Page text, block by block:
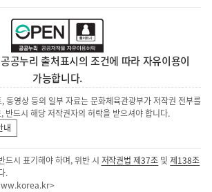
공누리 출처표시의 조건에 따라 자유이용이
가능합니다.
동영상 등의 일부 자료는 문화체육관광부가 저작권 전부를
반드시 해당 저작권자의 허락을 받으셔야 합니다.
내
드시 표기해야 하며, 위반 시 저작권법 제37조 및제138조
.
>